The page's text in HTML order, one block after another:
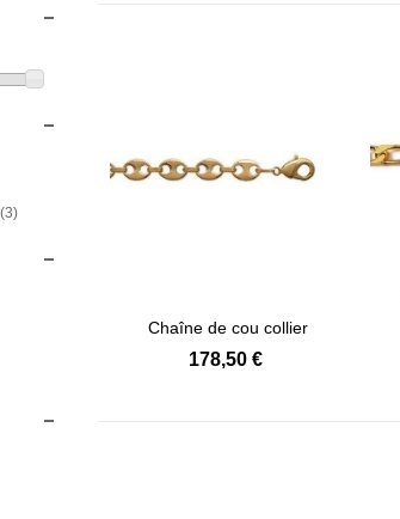
(3)
Afficher détails
Chaîne de cou collier
homme...
178,50 €